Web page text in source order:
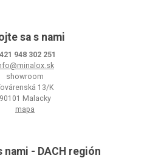
sa s nami
948 302 251
showroom
13/K
90101 Malacky
mapa
nami - DACH región